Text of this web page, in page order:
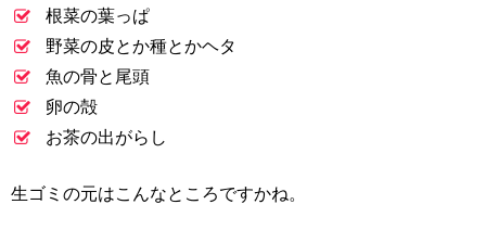
根菜の葉っぱ
野菜の皮とか種とかヘタ
魚の骨と尾頭
卵の殻
お茶の出がらし
生ゴミの元はこんなところですかね。